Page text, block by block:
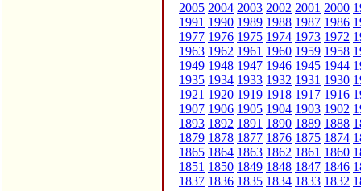
2005 2004 2003 2002 2001 2000
1991 1990 1989 1988 1987 1986
1977 1976 1975 1974 1973 1972
1963 1962 1961 1960 1959 1958
1949 1948 1947 1946 1945 1944
1935 1934 1933 1932 1931 1930
1921 1920 1919 1918 1917 1916
1907 1906 1905 1904 1903 1902
1893 1892 1891 1890 1889 1888
1879 1878 1877 1876 1875 1874
1865 1864 1863 1862 1861 1860
1851 1850 1849 1848 1847 1846
1837 1836 1835 1834 1833 1832